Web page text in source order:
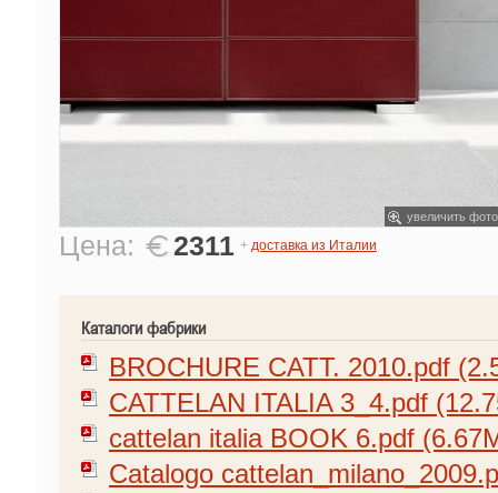
увеличить фото
Цена: 2311 + доставка из Италии
Каталоги фабрики
BROCHURE CATT. 2010.pdf
CATTELAN ITALIA 3_4.pdf
cattelan italia BOOK 6.pdf
Catalogo